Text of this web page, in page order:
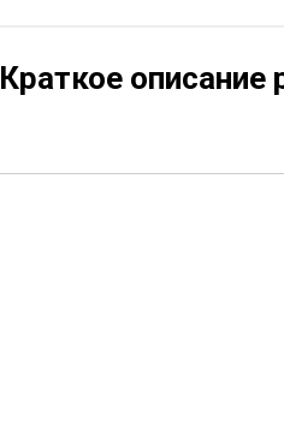
Краткое описание